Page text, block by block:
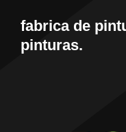
fabrica de
pinturas.